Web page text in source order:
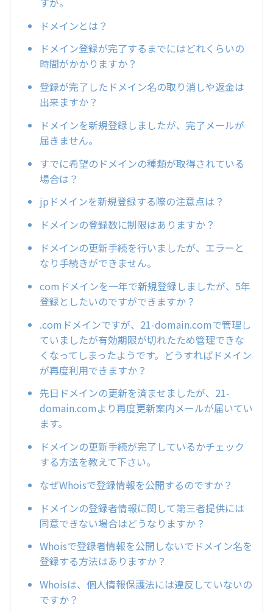
ドメインとは？
ドメイン登録が完了するまでにはどれくらいの
時間がかかりますか？
登録が完了したドメイン名の取り消しや返金は
出来ますか？
ドメインを新規登録しましたが、完了メールが
届きません。
すでに希望のドメインの種類が取得されている
場合は？
jpドメインを新規登録する際の注意点は？
ドメインの登録数に制限はありますか？
ドメインの更新手続を行いましたが、エラーと
なり手続きができません。
comドメインを一年で新規登録しましたが、5年
登録としたいのですができますか？
.comドメインですが、21-domain.comで管理し
ていましたが有効期限が切れたため管理できな
くなってしまったようです。どうすればドメイン
が再度利用できますか？
先日ドメインの更新を済ませましたが、21-
domain.comより再度更新案内メールが届いてい
ます。
ドメインの更新手続が完了しているかチェック
する方法を教えて下さい。
なぜWhoisで登録情報を公開するのですか？
ドメインの登録者情報に関して第三者提供には
同意できない場合はどうなりますか？
Whoisで登録者情報を公開しないでドメイン名を
登録する方法はありますか？
Whoisは、個人情報保護法には違反していないの
ですか？